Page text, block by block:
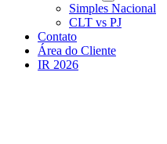
Simples Nacional
CLT vs PJ
Contato
Área do Cliente
IR 2026